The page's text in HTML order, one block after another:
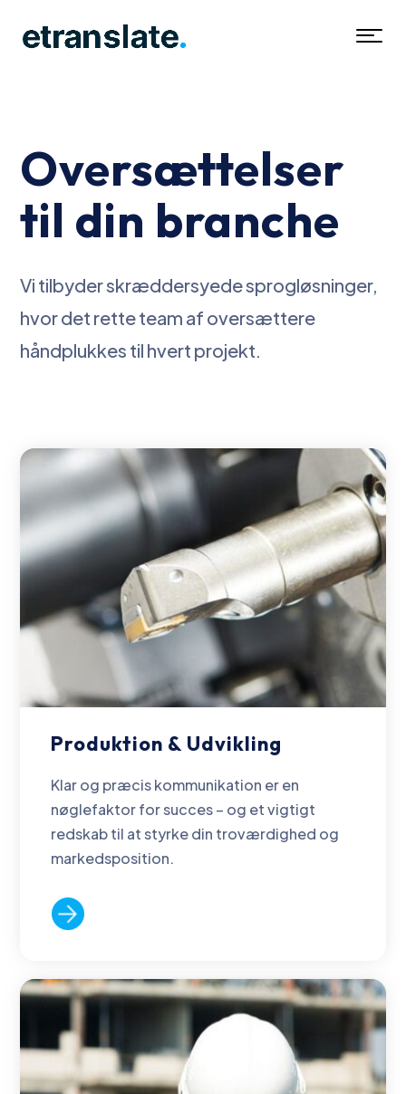
Oversættelser
til din branche
Vi tilbyder skræddersyede sprogløsninger,
hvor det rette team af oversættere
håndplukkes til hvert projekt.
Produktion & Udvikling
Klar og præcis kommunikation er en
nøglefaktor for succes – og et vigtigt
redskab til at styrke din troværdighed og
markedsposition.